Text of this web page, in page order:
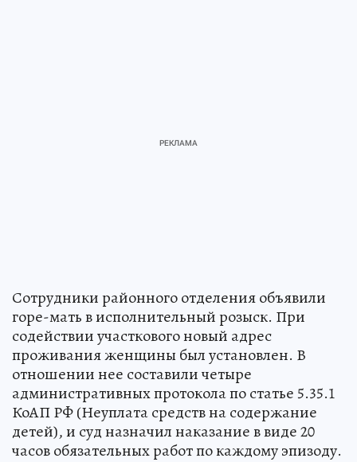
Сотрудники районного отделения объявили
горе-мать в исполнительный розыск. При
содействии участкового новый адрес
проживания женщины был установлен. В
отношении нее составили четыре
административных протокола по статье 5.35.1
КоАП РФ (Неуплата средств на содержание
детей), и суд назначил наказание в виде 20
часов обязательных работ по каждому эпизоду.